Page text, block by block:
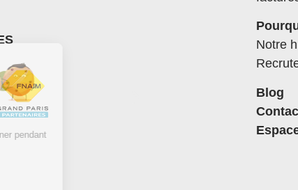
Notre
Blog
accompagner pendant